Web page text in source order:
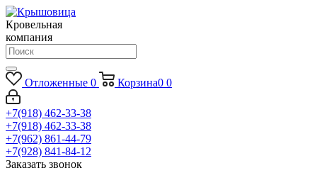
Кровельная
компания
Отложенные 0 Корзина0 0
+7(918) 462-33-38
+7(918) 462-33-38
+7(962) 861-44-79
+7(928) 841-84-12
Заказать звонок